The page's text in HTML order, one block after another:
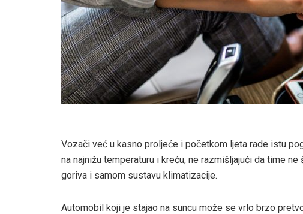
Vozači već u kasno proljeće i početkom ljeta rade istu
na najnižu temperaturu i kreću, ne razmišljajući da time
goriva i samom sustavu klimatizacije.
Automobil koji je stajao na suncu može se vrlo brzo